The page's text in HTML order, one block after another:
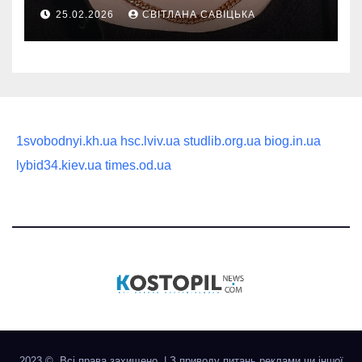
руководство по выбору
статусного украшения
25.02.2026 СВІТЛАНА САВІЦЬКА
1svobodnyi.kh.ua hsc.lviv.ua studlib.org.ua biog.in.ua
lybid34.kiev.ua times.od.ua